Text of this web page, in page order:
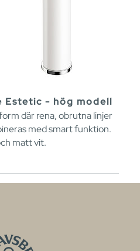
Estetic - hög modell
där rena, obrutna linjer
med smart funktion.
matt vit.